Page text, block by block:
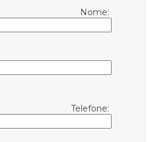
Nome:
Telefone: